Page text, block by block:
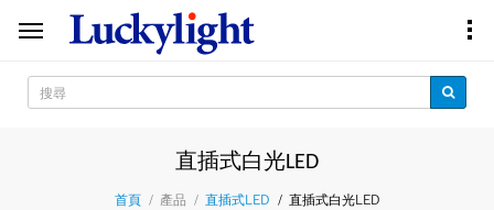
直插式白光LED
首頁 產品 直插式LED 直插式白光LED